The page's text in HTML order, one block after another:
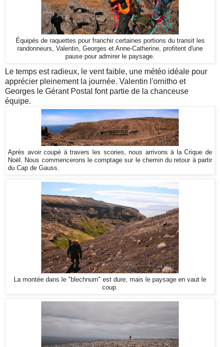
Équipés de raquettes pour franchir certaines portions du transit les
randonneurs, Valentin, Georges et Anne-Catherine, profitent d'une
pause pour admirer le paysage.
Le temps est radieux, le vent faible, une météo idéale pour
apprécier pleinement la journée. Valentin l'ornitho et
Georges le Gérant Postal font partie de la chanceuse
équipe.
Après avoir coupé à travers les scories, nous arrivons à la Crique de
Noël. Nous commencerons le comptage sur le chemin du retour à partir
du Cap de Gauss.
La montée dans le "blechnum" est dure, mais le paysage en vaut le
coup.